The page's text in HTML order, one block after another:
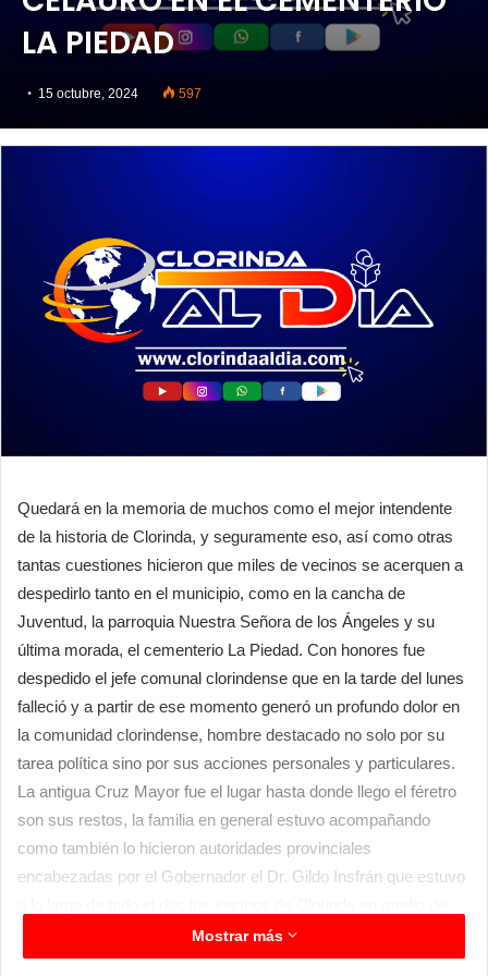
LA PIEDAD
15 octubre, 2024 597
Quedará en la memoria de muchos como el mejor intendente
de la historia de Clorinda, y seguramente eso, así como otras
tantas cuestiones hicieron que miles de vecinos se acerquen a
despedirlo tanto en el municipio, como en la cancha de
Juventud, la parroquia Nuestra Señora de los Ángeles y su
última morada, el cementerio La Piedad. Con honores fue
despedido el jefe comunal clorindense que en la tarde del lunes
falleció y a partir de ese momento generó un profundo dolor en
la comunidad clorindense, hombre destacado no solo por su
tarea política sino por sus acciones personales y particulares.
La antigua Cruz Mayor fue el lugar hasta donde llego el féretro
son sus restos, la familia en general estuvo acompañando
como también lo hicieron autoridades provinciales
encabezadas por el Gobernador el Dr. Gildo Insfrán que estuvo
aplausos cerrados iban dando lugar al ingreso al campo santo.
Fermi Caballero, referente político de nuestra ciudad hizo uso
Mostrar más